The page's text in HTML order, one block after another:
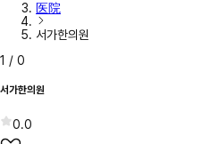
医院
서가한의원
1 / 0
서가한의원
0.0